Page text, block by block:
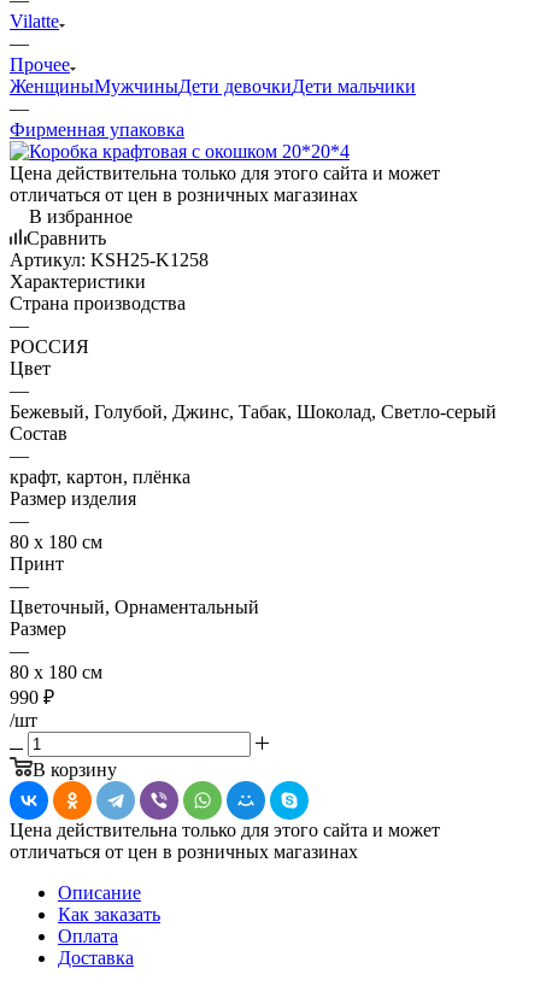
Vilatte
—
Прочее
ЖенщиныМужчиныДети девочкиДети мальчики
—
Фирменная упаковка
Цена действительна только для этого сайта и может
отличаться от цен в розничных магазинах
В избранное
Сравнить
Артикул: KSH25-K1258
Характеристики
Страна производства
—
РОССИЯ
Цвет
—
Бежевый, Голубой, Джинс, Табак, Шоколад, Светло-серый
Состав
—
крафт, картон, плёнка
Размер изделия
—
80 x 180 см
Принт
—
Цветочный, Орнаментальный
Размер
—
80 x 180 см
990 ₽
/шт
В корзину
Цена действительна только для этого сайта и может
отличаться от цен в розничных магазинах
Описание
Как заказать
Оплата
Доставка